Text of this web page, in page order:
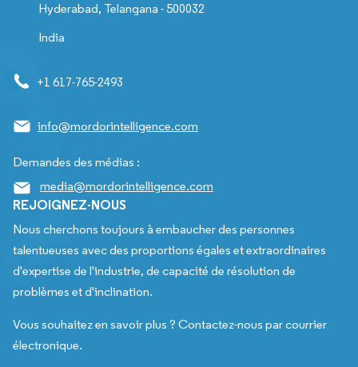
Hyderabad, Telangana - 500032
India
+1 617-765-2493
info@mordorintelligence.com
Demandes des médias :
media@mordorintelligence.com
REJOIGNEZ-NOUS
Nous cherchons toujours à embaucher des personnes
talentueuses avec des proportions égales et extraordinaires
d'expertise de l'industrie, de capacité de résolution de
problèmes et d'inclination.
Vous souhaitez en savoir plus ? Contactez-nous par courrier
électronique.